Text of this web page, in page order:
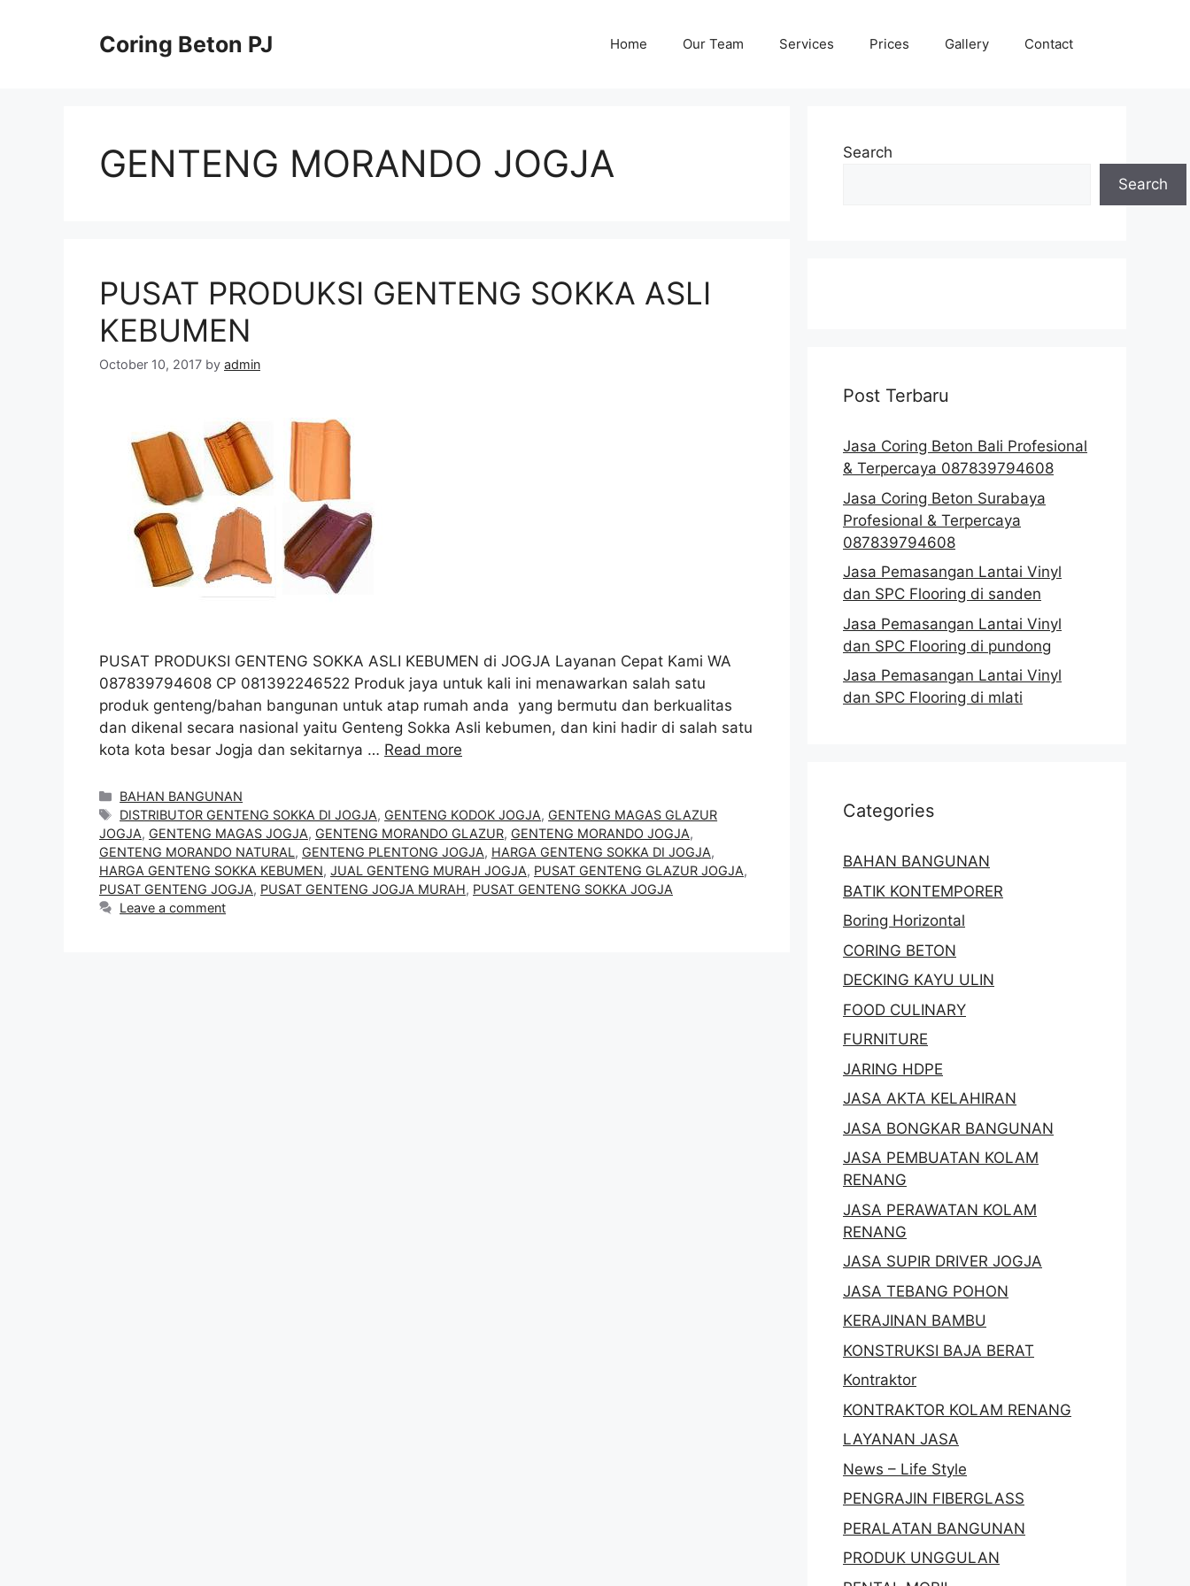
Coring Beton PJ Home Our Team Services Prices Gallery Contact
GENTENG MORANDO JOGJA
PUSAT PRODUKSI GENTENG SOKKA ASLI
KEBUMEN
October 10, 2017 by admin
PUSAT PRODUKSI GENTENG SOKKA ASLI KEBUMEN di JOGJA Layanan Cepat Kami WA
087839794608 CP 081392246522 Produk jaya untuk kali ini menawarkan salah satu
produk genteng/bahan bangunan untuk atap rumah anda yang bermutu dan berkualitas
dan dikenal secara nasional yaitu Genteng Sokka Asli kebumen, dan kini hadir di salah satu
kota kota besar Jogja dan sekitarnya … Read more
Categories
BAHAN BANGUNAN
Tags
DISTRIBUTOR GENTENG SOKKA DI JOGJA, GENTENG KODOK JOGJA, GENTENG MAGAS GLAZUR
JOGJA, GENTENG MAGAS JOGJA, GENTENG MORANDO GLAZUR, GENTENG MORANDO JOGJA,
GENTENG MORANDO NATURAL, GENTENG PLENTONG JOGJA, HARGA GENTENG SOKKA DI JOGJA,
HARGA GENTENG SOKKA KEBUMEN, JUAL GENTENG MURAH JOGJA, PUSAT GENTENG GLAZUR JOGJA,
PUSAT GENTENG JOGJA, PUSAT GENTENG JOGJA MURAH, PUSAT GENTENG SOKKA JOGJA
Leave a comment
Search
Search
Post Terbaru
Jasa Coring Beton Bali Profesional
& Terpercaya 087839794608
Jasa Coring Beton Surabaya
Profesional & Terpercaya
087839794608
Jasa Pemasangan Lantai Vinyl
dan SPC Flooring di sanden
Jasa Pemasangan Lantai Vinyl
dan SPC Flooring di pundong
Jasa Pemasangan Lantai Vinyl
dan SPC Flooring di mlati
Categories
BAHAN BANGUNAN
BATIK KONTEMPORER
Boring Horizontal
CORING BETON
DECKING KAYU ULIN
FOOD CULINARY
FURNITURE
JARING HDPE
JASA AKTA KELAHIRAN
JASA BONGKAR BANGUNAN
JASA PEMBUATAN KOLAM
RENANG
JASA PERAWATAN KOLAM
RENANG
JASA SUPIR DRIVER JOGJA
JASA TEBANG POHON
KERAJINAN BAMBU
KONSTRUKSI BAJA BERAT
Kontraktor
KONTRAKTOR KOLAM RENANG
LAYANAN JASA
News – Life Style
PENGRAJIN FIBERGLASS
PERALATAN BANGUNAN
PRODUK UNGGULAN